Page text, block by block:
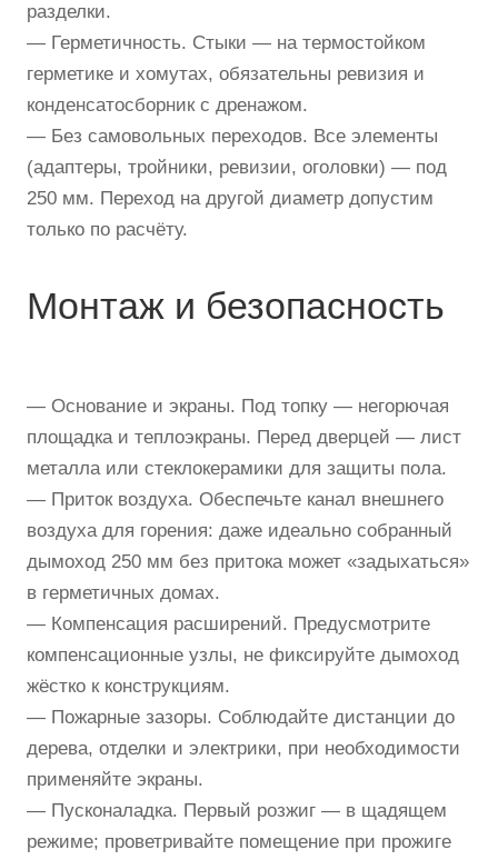
разделки.
— Герметичность. Стыки — на термостойком
герметике и хомутах, обязательны ревизия и
конденсатосборник с дренажом.
— Без самовольных переходов. Все элементы
(адаптеры, тройники, ревизии, оголовки) — под
250 мм. Переход на другой диаметр допустим
только по расчёту.
Монтаж и безопасность
— Основание и экраны. Под топку — негорючая
площадка и теплоэкраны. Перед дверцей — лист
металла или стеклокерамики для защиты пола.
— Приток воздуха. Обеспечьте канал внешнего
воздуха для горения: даже идеально собранный
дымоход 250 мм без притока может «задыхаться»
в герметичных домах.
— Компенсация расширений. Предусмотрите
компенсационные узлы, не фиксируйте дымоход
жёстко к конструкциям.
— Пожарные зазоры. Соблюдайте дистанции до
дерева, отделки и электрики, при необходимости
применяйте экраны.
— Пусконаладка. Первый розжиг — в щадящем
режиме; проветривайте помещение при прожиге